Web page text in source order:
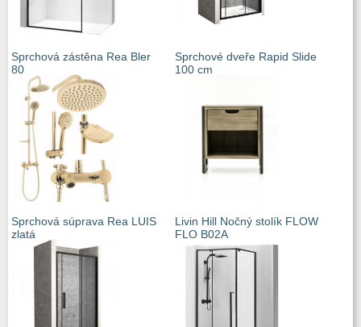
Sprchová zástěna Rea Bler
80
Sprchové dveře Rapid Slide
100 cm
Sprchová súprava Rea LUIS
zlatá
Livin Hill Nočný stolík FLOW
FLO B02A